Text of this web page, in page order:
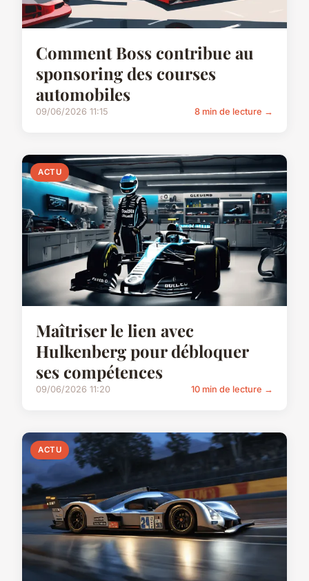
Comment Boss contribue au
sponsoring des courses
automobiles
09/06/2026 11:15 8 min de lecture →
ACTU
Maîtriser le lien avec
Hulkenberg pour débloquer
ses compétences
09/06/2026 11:20 10 min de lecture →
ACTU